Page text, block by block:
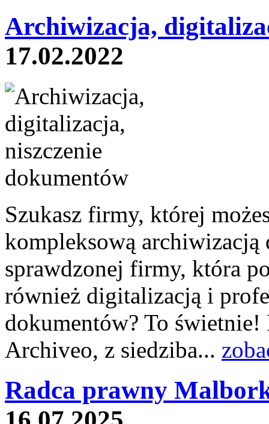
Archiwizacja,
17.02.2022
Szukasz firmy, której
kompleksową archiwizacją
sprawdzonej firmy, która
również digitalizacją i
dokumentów? To świetnie!
Archiveo, z siedziba...
Radca prawny